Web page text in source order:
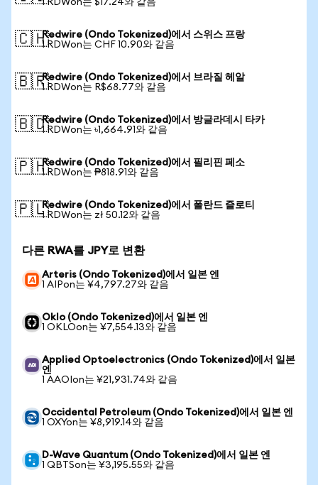
1 RDWon는 $17.24와 같음
🇨🇭Redwire (Ondo Tokenized)에서 스위스 프랑
1 RDWon는 CHF 10.90와 같음
🇧🇷Redwire (Ondo Tokenized)에서 브라질 헤알
1 RDWon는 R$68.77와 같음
🇧🇩Redwire (Ondo Tokenized)에서 방글라데시 타카
1 RDWon는 ৳1,664.91와 같음
🇵🇭Redwire (Ondo Tokenized)에서 필리핀 페소
1 RDWon는 ₱818.91와 같음
🇵🇱Redwire (Ondo Tokenized)에서 폴란드 즐로티
1 RDWon는 zł 50.12와 같음
다른 RWA를 JPY로 변환
Arteris (Ondo Tokenized)에서 일본 엔
1 AIPon는 ¥4,797.27와 같음
Oklo (Ondo Tokenized)에서 일본 엔
1 OKLOon는 ¥7,554.13와 같음
Applied Optoelectronics (Ondo Tokenized)에서 일본
엔
1 AAOIon는 ¥21,931.74와 같음
Occidental Petroleum (Ondo Tokenized)에서 일본 엔
1 OXYon는 ¥8,919.14와 같음
D-Wave Quantum (Ondo Tokenized)에서 일본 엔
1 QBTSon는 ¥3,195.55와 같음